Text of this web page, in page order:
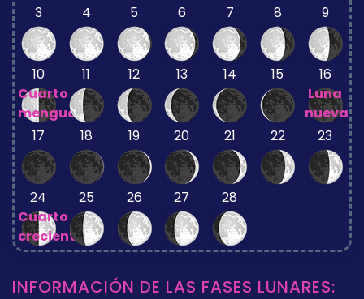
3
4 5 6 7 8 9
10
Cuarto
menguante
11 12 13 14 15
16
Luna
nueva
17
18 19 20 21 22 23
24
Cuarto
creciente
25 26 27 28
INFORMACIÓN DE LAS FASES LUNARES: